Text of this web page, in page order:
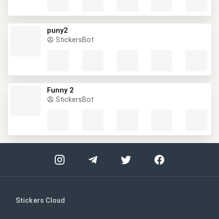
puny2
StickersBot
Funny 2
StickersBot
Stickers Cloud